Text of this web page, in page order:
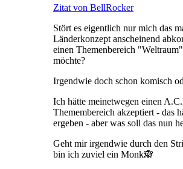
Zitat von BellRocker
Stört es eigentlich nur mich das
Länderkonzept anscheinend
einen Themenbereich
möchte?
Irgendwie doch schon komisch
Ich hätte meinetwegen einen
Themembereich akzeptiert - das
ergeben - aber was soll das nun
Geht mir irgendwie durch den
bin ich zuviel ein Monk🙈